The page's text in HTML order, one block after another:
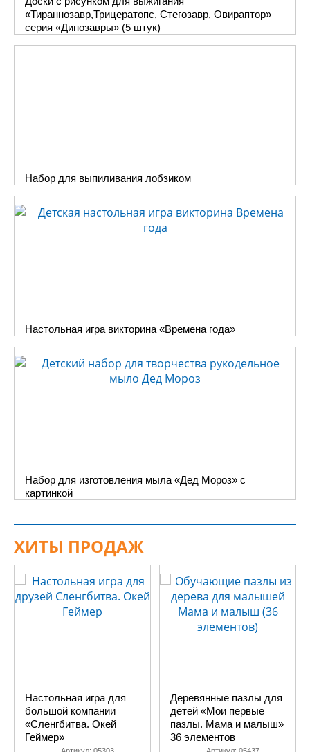
«Тираннозавр,Трицератопс, Стегозавр, Овираптор»
серия «Динозавры» (5 штук)
Набор для выпиливания лобзиком
Настольная игра викторина «Времена года»
Набор для изготовления мыла «Дед Мороз» с
картинкой
ХИТЫ ПРОДАЖ
Настольная игра для
большой компании
«Сленгбитва. Окей
Геймер»
Деревянные пазлы для
детей «Мои первые
пазлы. Мама и малыш»
36 элементов